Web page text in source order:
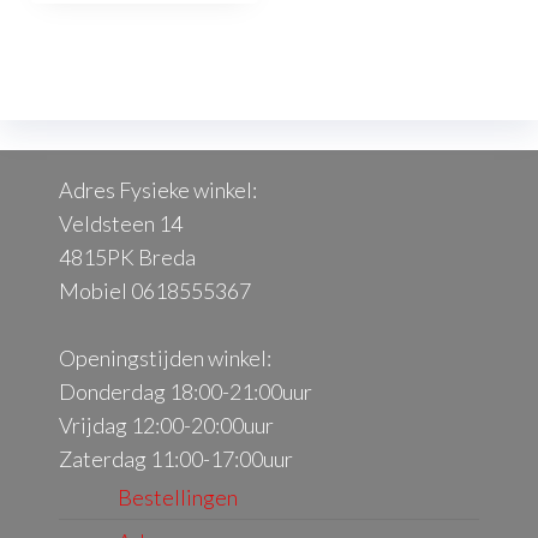
Adres Fysieke winkel:
Veldsteen 14
4815PK Breda
Mobiel 0618555367
Openingstijden winkel:
Donderdag 18:00-21:00uur
Vrijdag 12:00-20:00uur
Zaterdag 11:00-17:00uur
Bestellingen